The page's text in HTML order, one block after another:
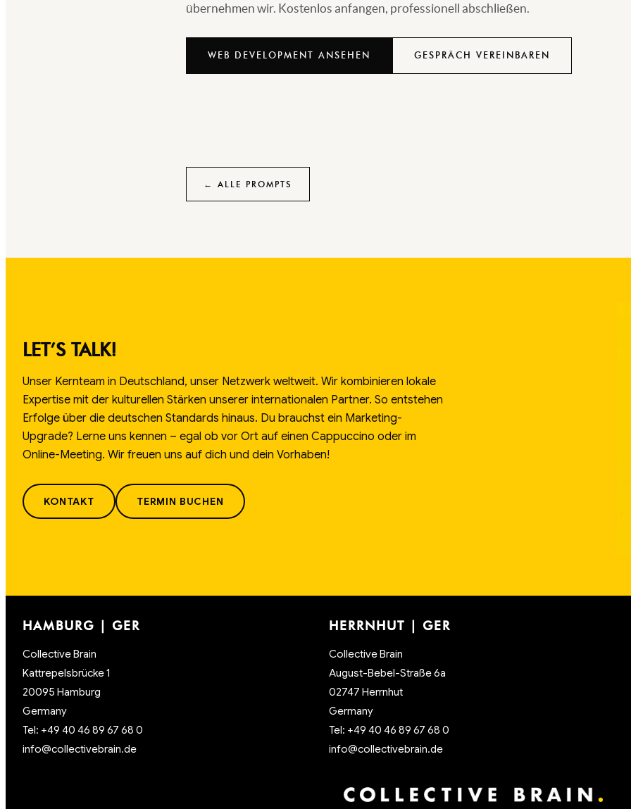
übernehmen wir. Kostenlos anfangen, professionell abschließen.
WEB DEVELOPMENT ANSEHEN GESPRÄCH VEREINBAREN
← ALLE PROMPTS
LET’S TALK!
Unser Kernteam in Deutschland, unser Netzwerk weltweit. Wir kombinieren lokale
Expertise mit der kulturellen Stärken unserer internationalen Partner. So entstehen
Erfolge über die deutschen Standards hinaus. Du brauchst ein Marketing-
Upgrade? Lerne uns kennen – egal ob vor Ort auf einen Cappuccino oder im
Online-Meeting. Wir freuen uns auf dich und dein Vorhaben!
KONTAKT TERMIN BUCHEN
HAMBURG | GER
Collective Brain
Kattrepelsbrücke 1
20095 Hamburg
Germany
Tel: +49 40 46 89 67 68 0
info@collectivebrain.de
HERRNHUT | GER
Collective Brain
August-Bebel-Straße 6a
02747 Herrnhut
Germany
Tel: +49 40 46 89 67 68 0
info@collectivebrain.de